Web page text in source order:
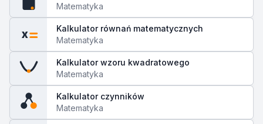
Matematyka
x
Kalkulator równań matematycznych
Matematyka
Kalkulator wzoru kwadratowego
Matematyka
Kalkulator czynników
Matematyka